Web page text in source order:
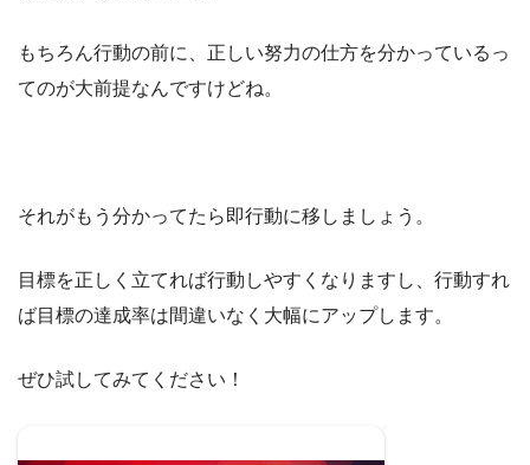
もちろん行動の前に、正しい努力の仕方を分かっているっ
てのが大前提なんですけどね。
それがもう分かってたら即行動に移しましょう。
目標を正しく立てれば行動しやすくなりますし、行動すれ
ば目標の達成率は間違いなく大幅にアップします。
ぜひ試してみてください！